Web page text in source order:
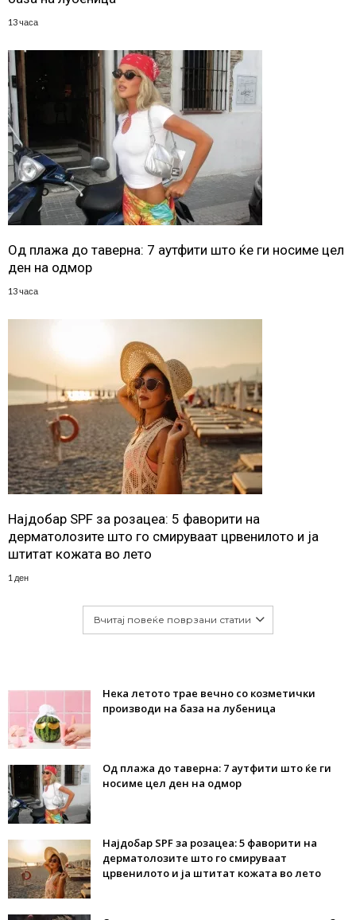
13 часа
Од плажа до таверна: 7 аутфити што ќе ги носиме цел
ден на одмор
13 часа
Најдобар SPF за розацеа: 5 фаворити на
дерматолозите што го смируваат црвенилото и ја
штитат кожата во лето
1 ден
Вчитај повеќе поврзани статии
Нека летото трае вечно со козметички
производи на база на лубеница
Од плажа до таверна: 7 аутфити што ќе ги
носиме цел ден на одмор
Најдобар SPF за розацеа: 5 фаворити на
дерматолозите што го смируваат
црвенилото и ја штитат кожата во лето